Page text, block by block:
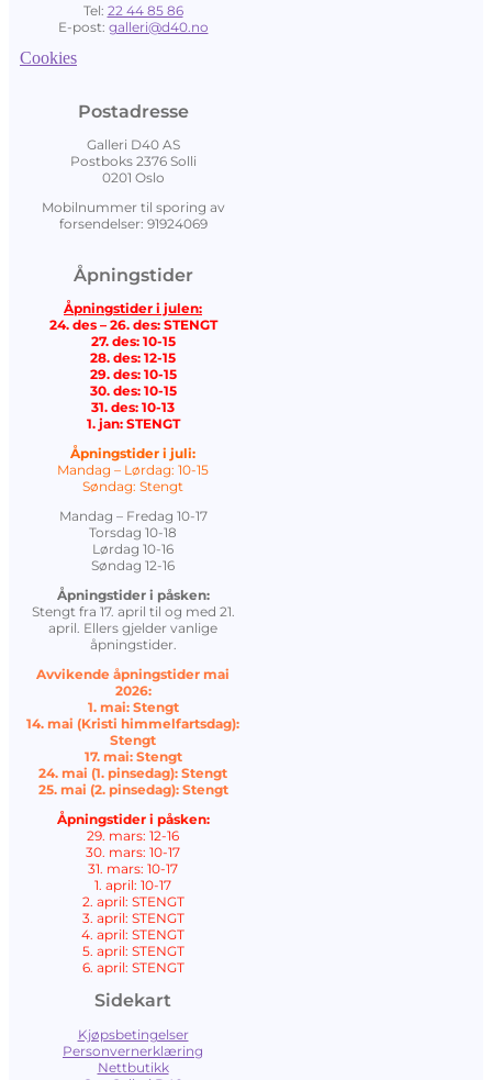
Tel: 22 44 85 86
E-post: galleri@d40.no
Cookies
Postadresse
Galleri D40 AS
Postboks 2376 Solli
0201 Oslo
Mobilnummer til sporing av
forsendelser: 91924069
Åpningstider
Åpningstider i julen:
24. des – 26. des: STENGT
27. des: 10-15
28. des: 12-15
29. des: 10-15
30. des: 10-15
31. des: 10-13
1. jan: STENGT
Åpningstider i juli:
Mandag – Lørdag: 10-15
Søndag: Stengt
Mandag – Fredag 10-17
Torsdag 10-18
Lørdag 10-16
Søndag 12-16
Åpningstider i påsken:
Stengt fra 17. april til og med 21.
april. Ellers gjelder vanlige
åpningstider.
Avvikende åpningstider mai
2026:
1. mai: Stengt
14. mai (Kristi himmelfartsdag):
Stengt
17. mai: Stengt
24. mai (1. pinsedag): Stengt
25. mai (2. pinsedag): Stengt
Åpningstider i påsken:
29. mars: 12-16
30. mars: 10-17
31. mars: 10-17
1. april: 10-17
2. april: STENGT
3. april: STENGT
4. april: STENGT
5. april: STENGT
6. april: STENGT
Sidekart
Kjøpsbetingelser
Personvernerklæring
Nettbutikk